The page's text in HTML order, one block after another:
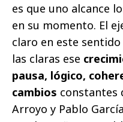
es que uno alcance
en su momento. El
claro en este
las claras ese
pausa, lógico,
cambios constantes
Arroyo y Pablo